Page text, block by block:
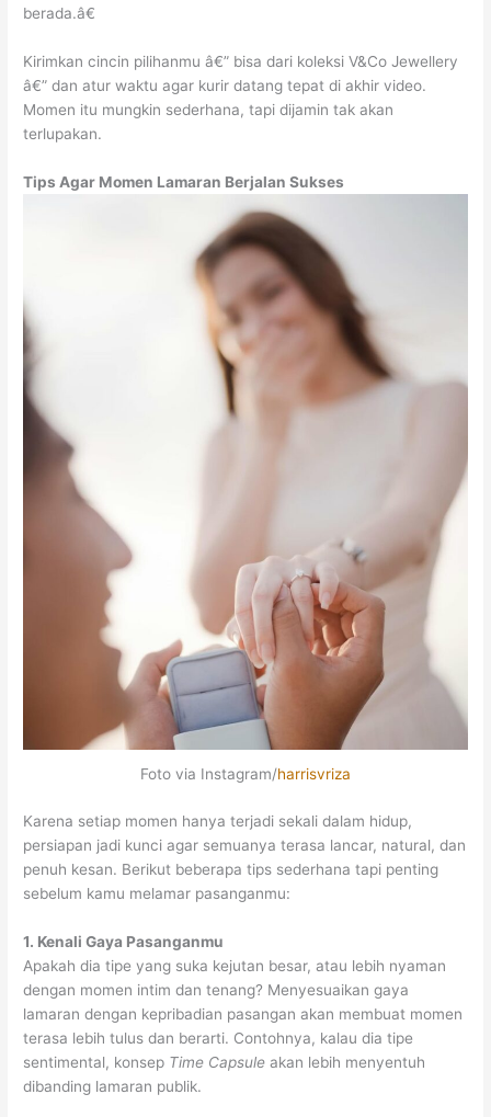
berada.â€
Kirimkan cincin pilihanmu â€” bisa dari koleksi V&Co Jewellery
â€” dan atur waktu agar kurir datang tepat di akhir video.
Momen itu mungkin sederhana, tapi dijamin tak akan
terlupakan.
Tips Agar Momen Lamaran Berjalan Sukses
Foto via Instagram/harrisvriza
Karena setiap momen hanya terjadi sekali dalam hidup,
persiapan jadi kunci agar semuanya terasa lancar, natural, dan
penuh kesan. Berikut beberapa tips sederhana tapi penting
sebelum kamu melamar pasanganmu:
1. Kenali Gaya Pasanganmu
Apakah dia tipe yang suka kejutan besar, atau lebih nyaman
dengan momen intim dan tenang? Menyesuaikan gaya
lamaran dengan kepribadian pasangan akan membuat momen
terasa lebih tulus dan berarti. Contohnya, kalau dia tipe
sentimental, konsep Time Capsule akan lebih menyentuh
dibanding lamaran publik.